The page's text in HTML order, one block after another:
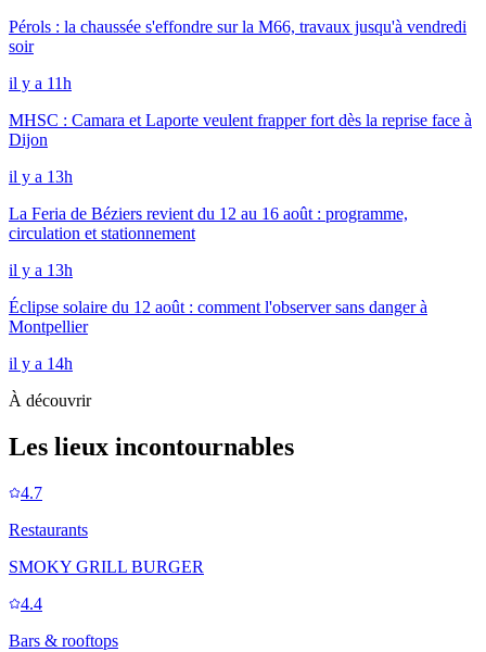
Pérols : la chaussée s'effondre sur la M66, travaux jusqu'à vendredi
soir
il y a 11h
MHSC : Camara et Laporte veulent frapper fort dès la reprise face à
Dijon
il y a 13h
La Feria de Béziers revient du 12 au 16 août : programme,
circulation et stationnement
il y a 13h
Éclipse solaire du 12 août : comment l'observer sans danger à
Montpellier
il y a 14h
À découvrir
Les lieux incontournables
4.7
Restaurants
SMOKY GRILL BURGER
4.4
Bars & rooftops